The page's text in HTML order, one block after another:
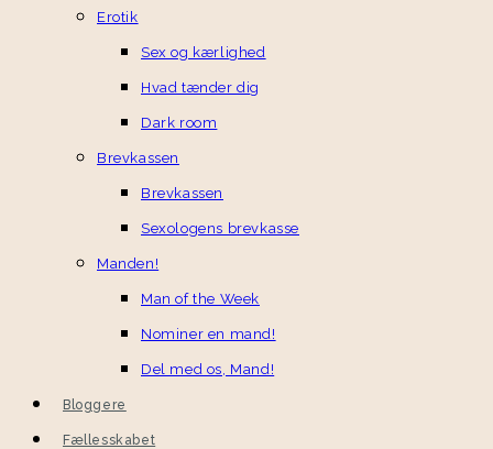
Erotik
Sex og kærlighed
Hvad tænder dig
Dark room
Brevkassen
Brevkassen
Sexologens brevkasse
Manden!
Man of the Week
Nominer en mand!
Del med os, Mand!
Bloggere
Fællesskabet